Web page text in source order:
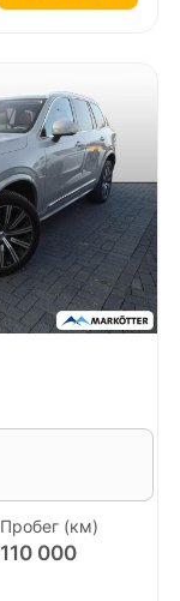
Пробег (км)
110 000